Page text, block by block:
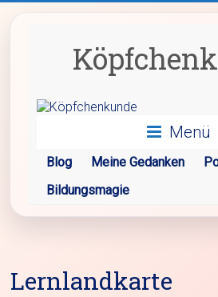
Menü
Blog Meine Gedanken
Bildungsmagie
Lernlandkarte